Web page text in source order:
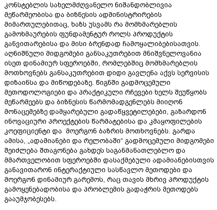
კონსტებლის სახელმძღვანელო ნიშანდობლივია
მეწარმეობისა და ბიზნესის ადმინისტრირების
მიმართულებითაც, ხაზს უსვამს რა მომხმარებლის
გამოხმაურების ფუნდამენტურ როლს პროდუქტის
განვითარებისა და მისი ბრენდად ჩამოყალიბებისათვის.
აღნიშნული მიდგომები განსაკუთრებით მნიშვნელოვანია
ისეთ დინამიურ სფეროებში, რომლებშიც მომხმარებლის
მოთხოვნებს განსაკუთრებით დიდი გავლენა აქვს სერვისის
დიზაინსა და მიწოდებაზე. წიგნში გადმოცემული
მეთოდოლოგიები და პრაქტიკული რჩევები ხელს შეუწყობს
მეწარმეებს და ბიზნესის წარმომადგენლებს მიიღონ
მონაცემებზე დამყარებული გადაწყვეტილებები, გაზარდონ
ინოვაციური პროექტების წარმატებისა და კმაყოფილების
კოეფიციენტი და მოერგონ ბაზრის მოთხოვნებს. გარდა
ამისა, „ადამიანები და რელობაში“ გადმოცემული მიდგომები
შეიძლება შთაგონება გახდეს საგანმანათლებლო და
მმართველობით სფეროებში დასაქმებული ადამიანებისთვის
განავითარონ ინტერაქტიული სასწავლო მეთოდები და
მოერგონ დინამიურ გარემოს, რაც თავის მხრივ პროდუქტის
გამოყენებადობისა და პრობლემის გადაჭრის მეთოდებს
გააუმჯობესებს.